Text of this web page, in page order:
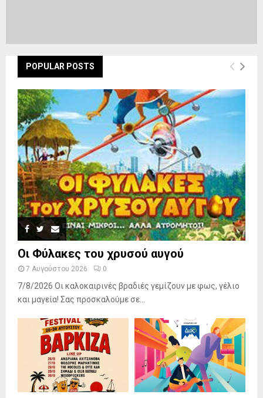
POPULAR POSTS
Οι Φύλακες του χρυσού αυγού
7 Αυγούστου 2026 0
7/8/2026 Οι καλοκαιρινές βραδιές γεμίζουν με φως, γέλιο
και μαγεία! Σας προσκαλούμε σε...